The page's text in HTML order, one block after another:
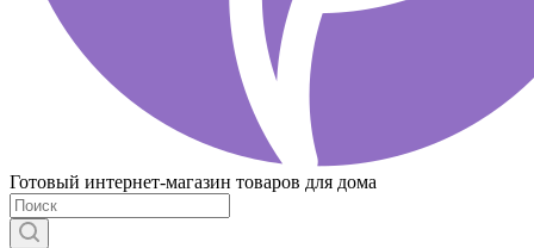
Готовый интернет-магазин товаров для дома